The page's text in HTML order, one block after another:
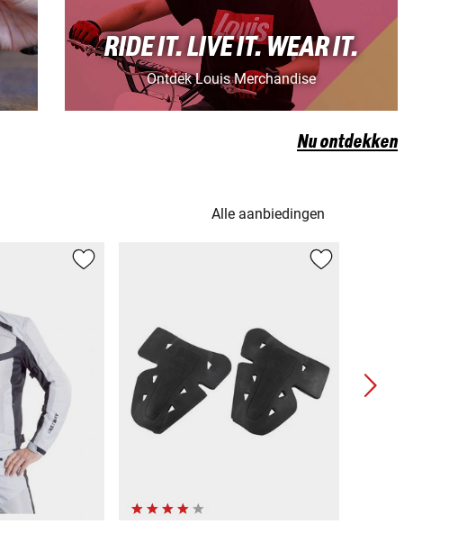
RIDE IT. LIVE IT. WEAR IT.
Ontdek Louis Merchandise
Nu ontdekken
Alle aanbiedingen